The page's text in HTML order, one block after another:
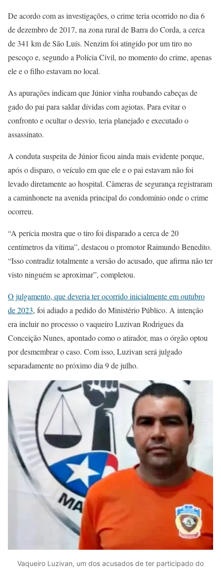
De acordo com as investigações, o crime teria ocorrido no dia 6
de dezembro de 2017, na zona rural de Barra do Corda, a cerca
de 341 km de São Luís. Nenzim foi atingido por um tiro no
pescoço e, segundo a Polícia Civil, no momento do crime, apenas
ele e o filho estavam no local.
As apurações indicam que Júnior vinha roubando cabeças de
gado do pai para saldar dívidas com agiotas. Para evitar o
confronto e ocultar o desvio, teria planejado e executado o
assassinato.
A conduta suspeita de Júnior ficou ainda mais evidente porque,
após o disparo, o veículo em que ele e o pai estavam não foi
levado diretamente ao hospital. Câmeras de segurança registraram
a caminhonete na avenida principal do condomínio onde o crime
ocorreu.
“A perícia mostra que o tiro foi disparado a cerca de 20
centímetros da vítima”, destacou o promotor Raimundo Benedito.
“Isso contradiz totalmente a versão do acusado, que afirma não ter
visto ninguém se aproximar”, completou.
O julgamento, que deveria ter ocorrido inicialmente em outubro
de 2023, foi adiado a pedido do Ministério Público. A intenção
era incluir no processo o vaqueiro Luzivan Rodrigues da
Conceição Nunes, apontado como o atirador, mas o órgão optou
por desmembrar o caso. Com isso, Luzivan será julgado
separadamente no próximo dia 9 de julho.
Vaqueiro Luzivan, um dos acusados de ter participado do